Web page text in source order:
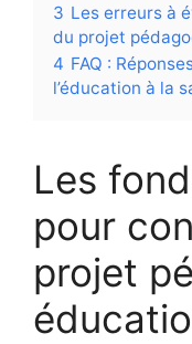
3 Les erreurs à
du projet
4 FAQ :
l’éducation à la
Les
pour
projet